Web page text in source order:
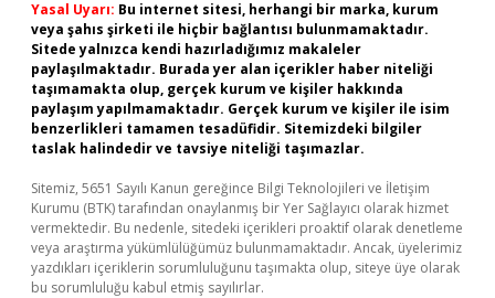
Yasal Uyarı: Bu internet sitesi, herhangi bir marka, kurum
veya şahıs şirketi ile hiçbir bağlantısı bulunmamaktadır.
Sitede yalnızca kendi hazırladığımız makaleler
paylaşılmaktadır. Burada yer alan içerikler haber niteliği
taşımamakta olup, gerçek kurum ve kişiler hakkında
paylaşım yapılmamaktadır. Gerçek kurum ve kişiler ile isim
benzerlikleri tamamen tesadüfidir. Sitemizdeki bilgiler
taslak halindedir ve tavsiye niteliği taşımazlar.
Sitemiz, 5651 Sayılı Kanun gereğince Bilgi Teknolojileri ve İletişim
Kurumu (BTK) tarafından onaylanmış bir Yer Sağlayıcı olarak hizmet
vermektedir. Bu nedenle, sitedeki içerikleri proaktif olarak denetleme
veya araştırma yükümlülüğümüz bulunmamaktadır. Ancak, üyelerimiz
yazdıkları içeriklerin sorumluluğunu taşımakta olup, siteye üye olarak
bu sorumluluğu kabul etmiş sayılırlar.